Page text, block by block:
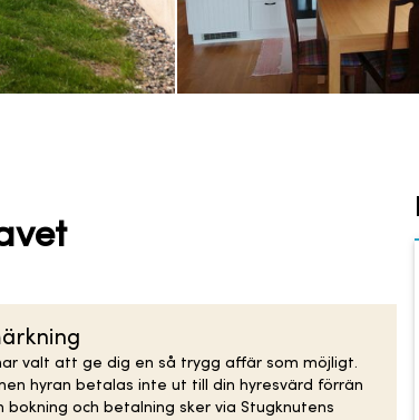
valt att ge dig en så trygg affär som möjligt.
hyran betalas inte ut till din hyresvärd förrän
och betalning sker via Stugknutens